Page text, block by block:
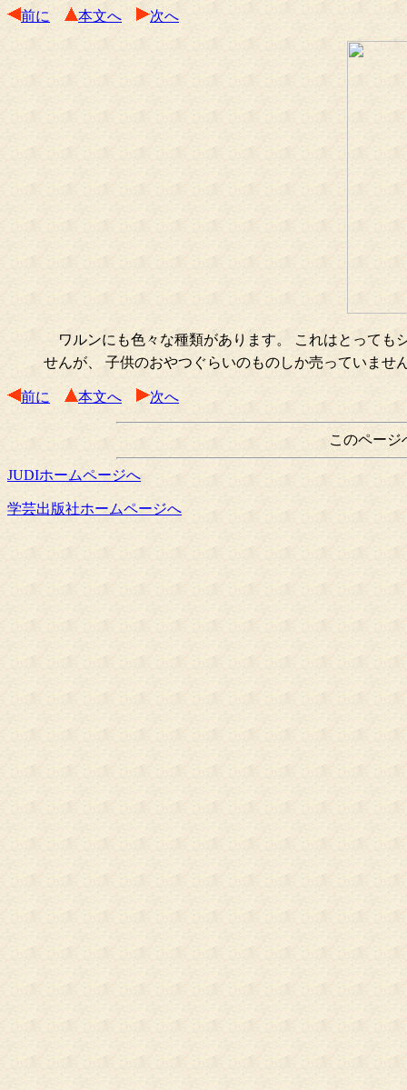
前に 本文へ 次へ
ワルンにも色々な種類があります。 これはとっても
せんが、 子供のおやつぐらいのものしか売っていませ
前に 本文へ 次へ
このページ
JUDIホームページへ
学芸出版社ホームページへ